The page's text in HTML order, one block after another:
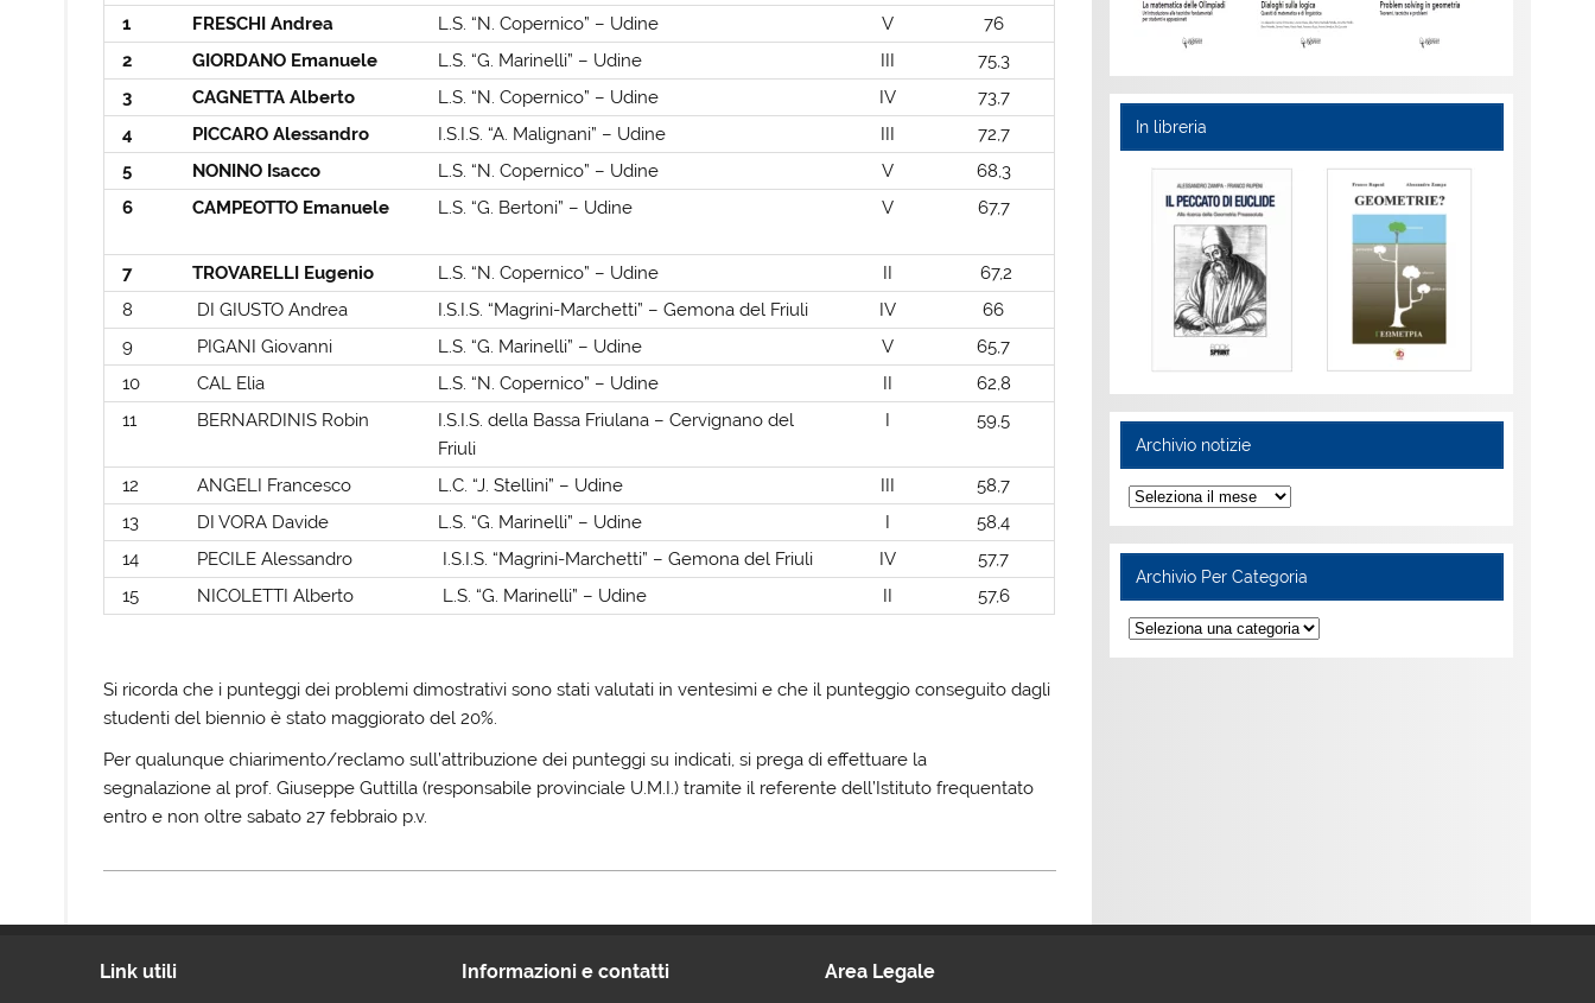
1
FRESCHI Andrea L.S. “N. Copernico” – Udine V
76
2
GIORDANO Emanuele L.S. “G. Marinelli” – Udine III
75,3
3
CAGNETTA Alberto L.S. “N. Copernico” – Udine IV
73,7
4
PICCARO Alessandro I.S.I.S. “A. Malignani” – Udine III
72,7
5
NONINO Isacco L.S. “N. Copernico” – Udine V
68,3
6
CAMPEOTTO Emanuele L.S. “G. Bertoni” – Udine V 67,7
7 TROVARELLI Eugenio L.S. “N. Copernico” – Udine II
67,2
8
DI GIUSTO Andrea I.S.I.S. “Magrini-Marchetti” – Gemona del Friuli IV
66
9
PIGANI Giovanni L.S. “G. Marinelli” – Udine V
65,7
10
CAL Elia L.S. “N. Copernico” – Udine II
62,8
11
BERNARDINIS Robin
I.S.I.S. della Bassa Friulana – Cervignano del
Friuli
I 59,5
12 ANGELI Francesco L.C. “J. Stellini” – Udine III
58,7
13
DI VORA Davide L.S. “G. Marinelli” – Udine I
58,4
14
PECILE Alessandro I.S.I.S. “Magrini-Marchetti” – Gemona del Friuli IV
57,7
15
NICOLETTI Alberto L.S. “G. Marinelli” – Udine II 57,6
Si ricorda che i punteggi dei problemi dimostrativi sono stati valutati in ventesimi e che il punteggio conseguito dagli
studenti del biennio è stato maggiorato del 20%.
Per qualunque chiarimento/reclamo sull’attribuzione dei punteggi su indicati, si prega di effettuare la
segnalazione al prof. Giuseppe Guttilla (responsabile provinciale U.M.I.) tramite il referente dell’Istituto frequentato
entro e non oltre sabato 27 febbraio p.v.
In libreria
Archivio notizie
Archivio Per Categoria
Link utili Informazioni e contatti Area Legale